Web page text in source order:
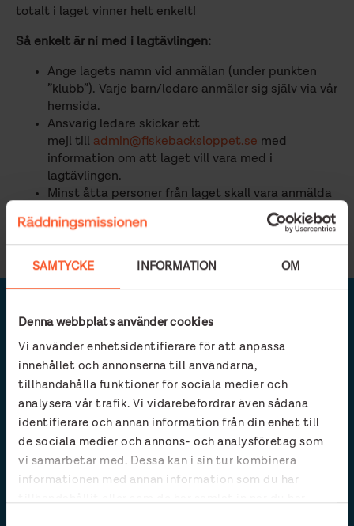
SAMTYCKE INFORMATION OM
Denna webbplats använder cookies
Vi använder enhetsidentifierare för att anpassa
innehållet och annonserna till användarna,
tillhandahålla funktioner för sociala medier och
analysera vår trafik. Vi vidarebefordrar även sådana
identifierare och annan information från din enhet till
de sociala medier och annons- och analysföretag som
vi samarbetar med. Dessa kan i sin tur kombinera
informationen med annan information som du har
totalt i laget vinner helt enkelt!
Så enkelt är ni med i lagtävlingen:
Ange lagets namn vid anmälan (under punkten
”klubb”). Varje barn/ledare anmäler sig själv via vår
hemsida.
Ansvarig ledare skickar ett
mejl till admin@fiskebacksloppet.se med
information om att laget vill vara med i
lagtävlingen.
Minst åtta personer från laget skall vara anmälda
till tävlingen för att vara med i lagtävlingen.
Egen insamling
Vill du starta en egen insamling till
Räddningsmissionens sociala arbete i samband med
Fiskebäcksloppet? Här får du en egen insamlingssida,
där dina vänner kan skänka gåvor och skriva peppande
hälsningar.
STARTA EGEN INSAMLING